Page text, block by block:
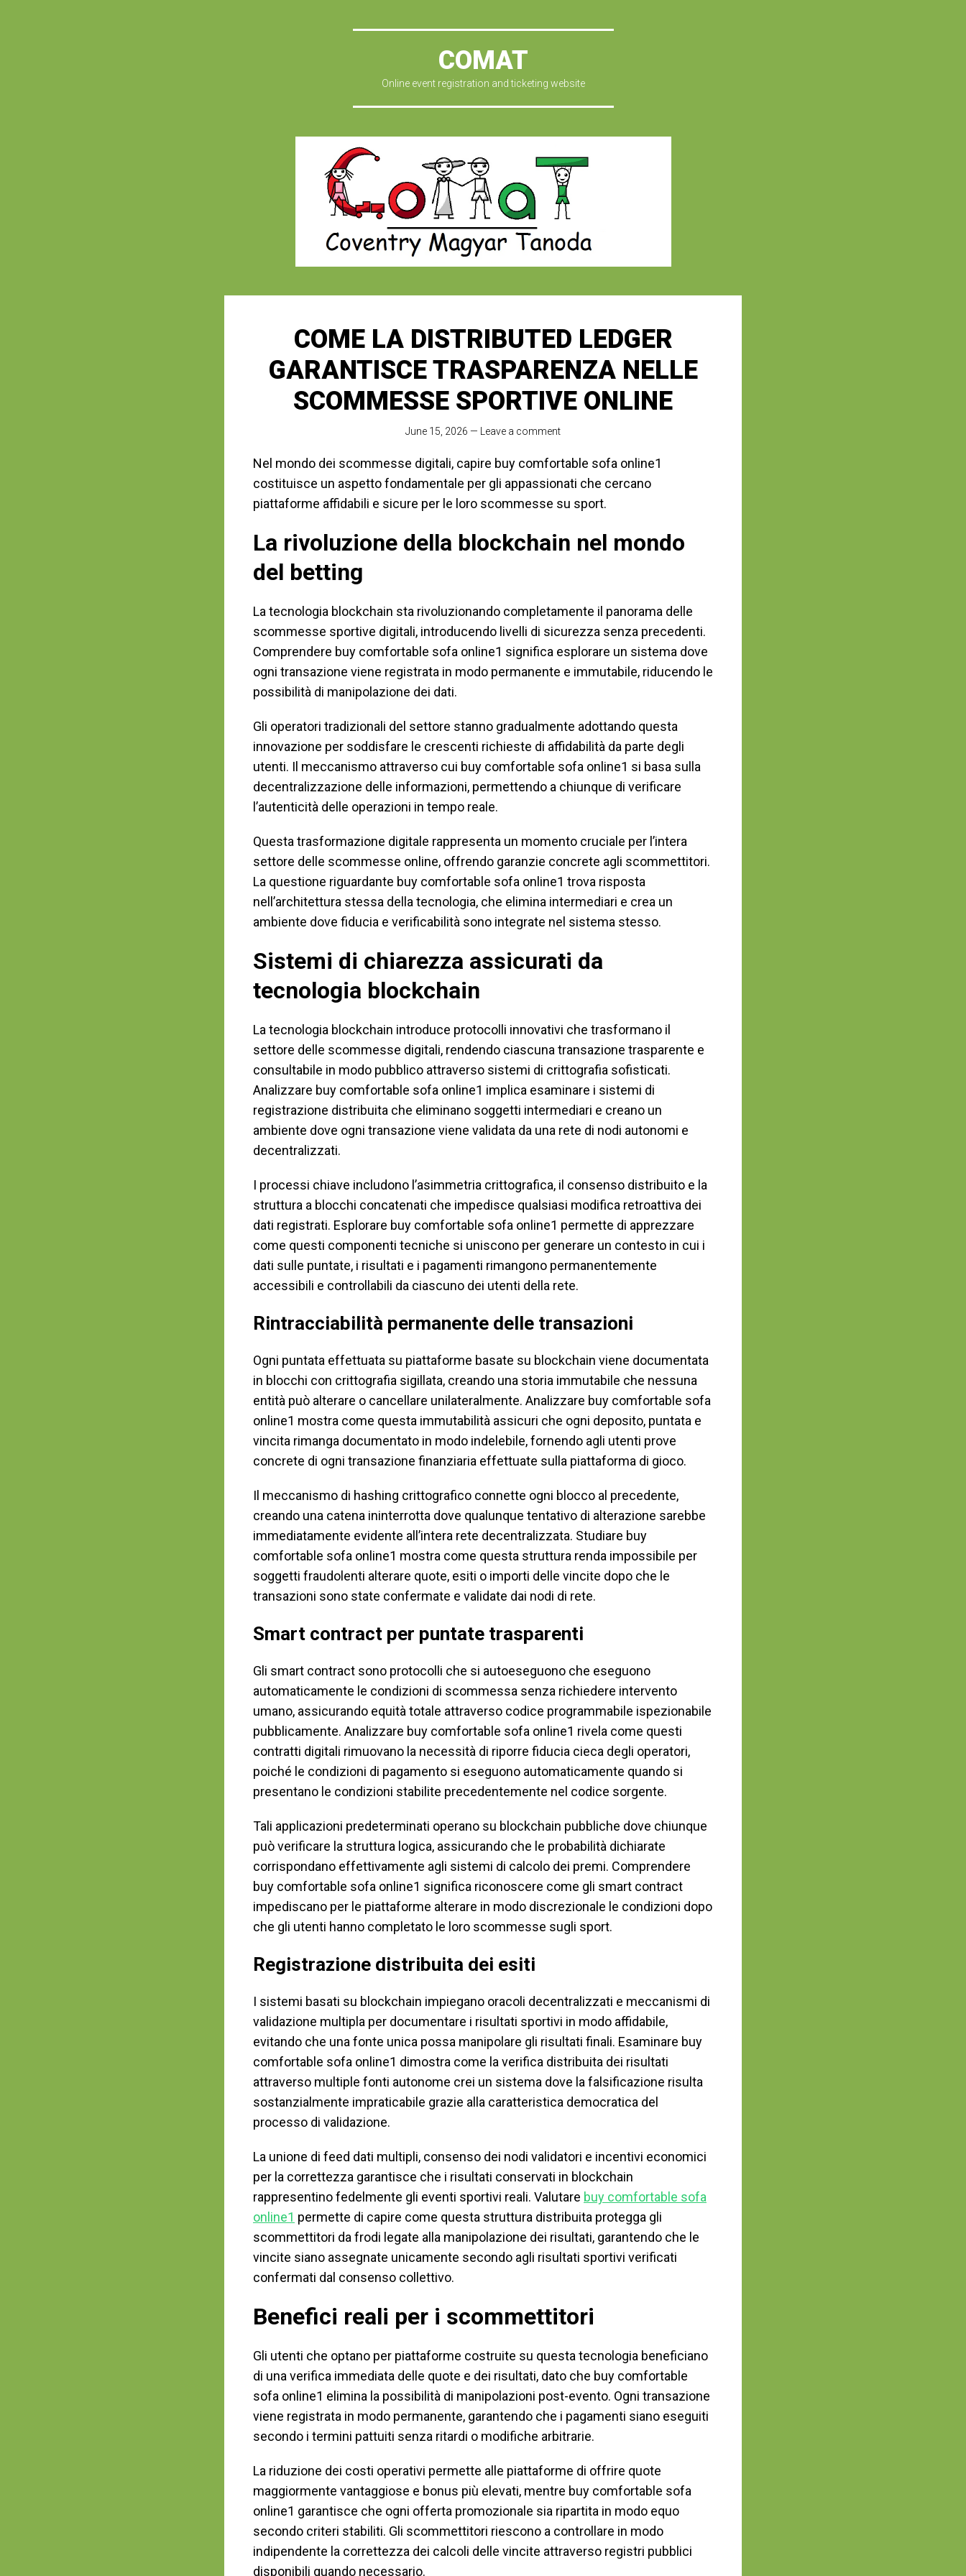
COMAT
Online event registration and ticketing website
COME LA DISTRIBUTED LEDGER
GARANTISCE TRASPARENZA NELLE
SCOMMESSE SPORTIVE ONLINE
June 15, 2026 — Leave a comment
Nel mondo dei scommesse digitali, capire buy comfortable sofa online1
costituisce un aspetto fondamentale per gli appassionati che cercano
piattaforme affidabili e sicure per le loro scommesse su sport.
La rivoluzione della blockchain nel mondo
del betting
La tecnologia blockchain sta rivoluzionando completamente il panorama delle
scommesse sportive digitali, introducendo livelli di sicurezza senza precedenti.
Comprendere buy comfortable sofa online1 significa esplorare un sistema dove
ogni transazione viene registrata in modo permanente e immutabile, riducendo le
possibilità di manipolazione dei dati.
Gli operatori tradizionali del settore stanno gradualmente adottando questa
innovazione per soddisfare le crescenti richieste di affidabilità da parte degli
utenti. Il meccanismo attraverso cui buy comfortable sofa online1 si basa sulla
decentralizzazione delle informazioni, permettendo a chiunque di verificare
l’autenticità delle operazioni in tempo reale.
Questa trasformazione digitale rappresenta un momento cruciale per l’intera
settore delle scommesse online, offrendo garanzie concrete agli scommettitori.
La questione riguardante buy comfortable sofa online1 trova risposta
nell’architettura stessa della tecnologia, che elimina intermediari e crea un
ambiente dove fiducia e verificabilità sono integrate nel sistema stesso.
Sistemi di chiarezza assicurati da
tecnologia blockchain
La tecnologia blockchain introduce protocolli innovativi che trasformano il
settore delle scommesse digitali, rendendo ciascuna transazione trasparente e
consultabile in modo pubblico attraverso sistemi di crittografia sofisticati.
Analizzare buy comfortable sofa online1 implica esaminare i sistemi di
registrazione distribuita che eliminano soggetti intermediari e creano un
ambiente dove ogni transazione viene validata da una rete di nodi autonomi e
decentralizzati.
I processi chiave includono l’asimmetria crittografica, il consenso distribuito e la
struttura a blocchi concatenati che impedisce qualsiasi modifica retroattiva dei
dati registrati. Esplorare buy comfortable sofa online1 permette di apprezzare
come questi componenti tecniche si uniscono per generare un contesto in cui i
dati sulle puntate, i risultati e i pagamenti rimangono permanentemente
accessibili e controllabili da ciascuno dei utenti della rete.
Rintracciabilità permanente delle transazioni
Ogni puntata effettuata su piattaforme basate su blockchain viene documentata
in blocchi con crittografia sigillata, creando una storia immutabile che nessuna
entità può alterare o cancellare unilateralmente. Analizzare buy comfortable sofa
online1 mostra come questa immutabilità assicuri che ogni deposito, puntata e
vincita rimanga documentato in modo indelebile, fornendo agli utenti prove
concrete di ogni transazione finanziaria effettuate sulla piattaforma di gioco.
Il meccanismo di hashing crittografico connette ogni blocco al precedente,
creando una catena ininterrotta dove qualunque tentativo di alterazione sarebbe
immediatamente evidente all’intera rete decentralizzata. Studiare buy
comfortable sofa online1 mostra come questa struttura renda impossibile per
soggetti fraudolenti alterare quote, esiti o importi delle vincite dopo che le
transazioni sono state confermate e validate dai nodi di rete.
Smart contract per puntate trasparenti
Gli smart contract sono protocolli che si autoeseguono che eseguono
automaticamente le condizioni di scommessa senza richiedere intervento
umano, assicurando equità totale attraverso codice programmabile ispezionabile
pubblicamente. Analizzare buy comfortable sofa online1 rivela come questi
contratti digitali rimuovano la necessità di riporre fiducia cieca degli operatori,
poiché le condizioni di pagamento si eseguono automaticamente quando si
presentano le condizioni stabilite precedentemente nel codice sorgente.
Tali applicazioni predeterminati operano su blockchain pubbliche dove chiunque
può verificare la struttura logica, assicurando che le probabilità dichiarate
corrispondano effettivamente agli sistemi di calcolo dei premi. Comprendere
buy comfortable sofa online1 significa riconoscere come gli smart contract
impediscano per le piattaforme alterare in modo discrezionale le condizioni dopo
che gli utenti hanno completato le loro scommesse sugli sport.
Registrazione distribuita dei esiti
I sistemi basati su blockchain impiegano oracoli decentralizzati e meccanismi di
validazione multipla per documentare i risultati sportivi in modo affidabile,
evitando che una fonte unica possa manipolare gli risultati finali. Esaminare buy
comfortable sofa online1 dimostra come la verifica distribuita dei risultati
attraverso multiple fonti autonome crei un sistema dove la falsificazione risulta
sostanzialmente impraticabile grazie alla caratteristica democratica del
processo di validazione.
La unione di feed dati multipli, consenso dei nodi validatori e incentivi economici
per la correttezza garantisce che i risultati conservati in blockchain
rappresentino fedelmente gli eventi sportivi reali. Valutare buy comfortable sofa
online1 permette di capire come questa struttura distribuita protegga gli
scommettitori da frodi legate alla manipolazione dei risultati, garantendo che le
vincite siano assegnate unicamente secondo agli risultati sportivi verificati
confermati dal consenso collettivo.
Benefici reali per i scommettitori
Gli utenti che optano per piattaforme costruite su questa tecnologia beneficiano
di una verifica immediata delle quote e dei risultati, dato che buy comfortable
sofa online1 elimina la possibilità di manipolazioni post-evento. Ogni transazione
viene registrata in modo permanente, garantendo che i pagamenti siano eseguiti
secondo i termini pattuiti senza ritardi o modifiche arbitrarie.
La riduzione dei costi operativi permette alle piattaforme di offrire quote
maggiormente vantaggiose e bonus più elevati, mentre buy comfortable sofa
online1 garantisce che ogni offerta promozionale sia ripartita in modo equo
secondo criteri stabiliti. Gli scommettitori riescono a controllare in modo
indipendente la correttezza dei calcoli delle vincite attraverso registri pubblici
disponibili quando necessario.